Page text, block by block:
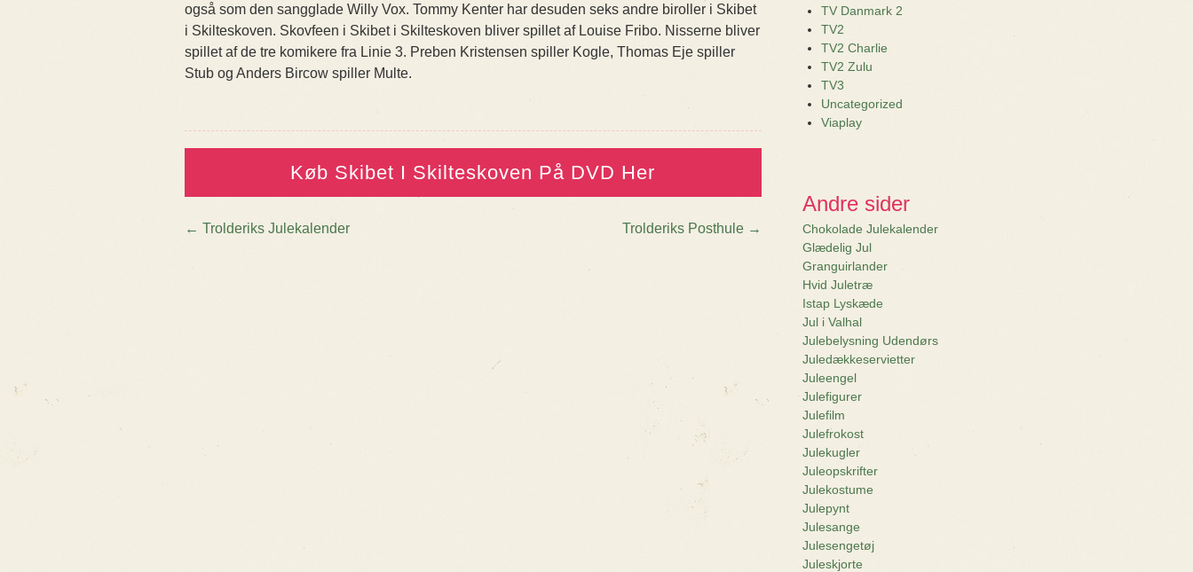
også som den sangglade Willy Vox. Tommy Kenter har desuden seks andre biroller i Skibet
i Skilteskoven. Skovfeen i Skibet i Skilteskoven bliver spillet af Louise Fribo. Nisserne bliver
spillet af de tre komikere fra Linie 3. Preben Kristensen spiller Kogle, Thomas Eje spiller
Stub og Anders Bircow spiller Multe.
Køb Skibet I Skilteskoven På DVD Her
← Trolderiks Julekalender Trolderiks Posthule →
TV Danmark 2
TV2
TV2 Charlie
TV2 Zulu
TV3
Uncategorized
Viaplay
Andre sider
Chokolade Julekalender
Glædelig Jul
Granguirlander
Hvid Juletræ
Istap Lyskæde
Jul i Valhal
Julebelysning Udendørs
Juledækkeservietter
Juleengel
Julefigurer
Julefilm
Julefrokost
Julekugler
Juleopskrifter
Julekostume
Julepynt
Julesange
Julesengetøj
Juleskjorte